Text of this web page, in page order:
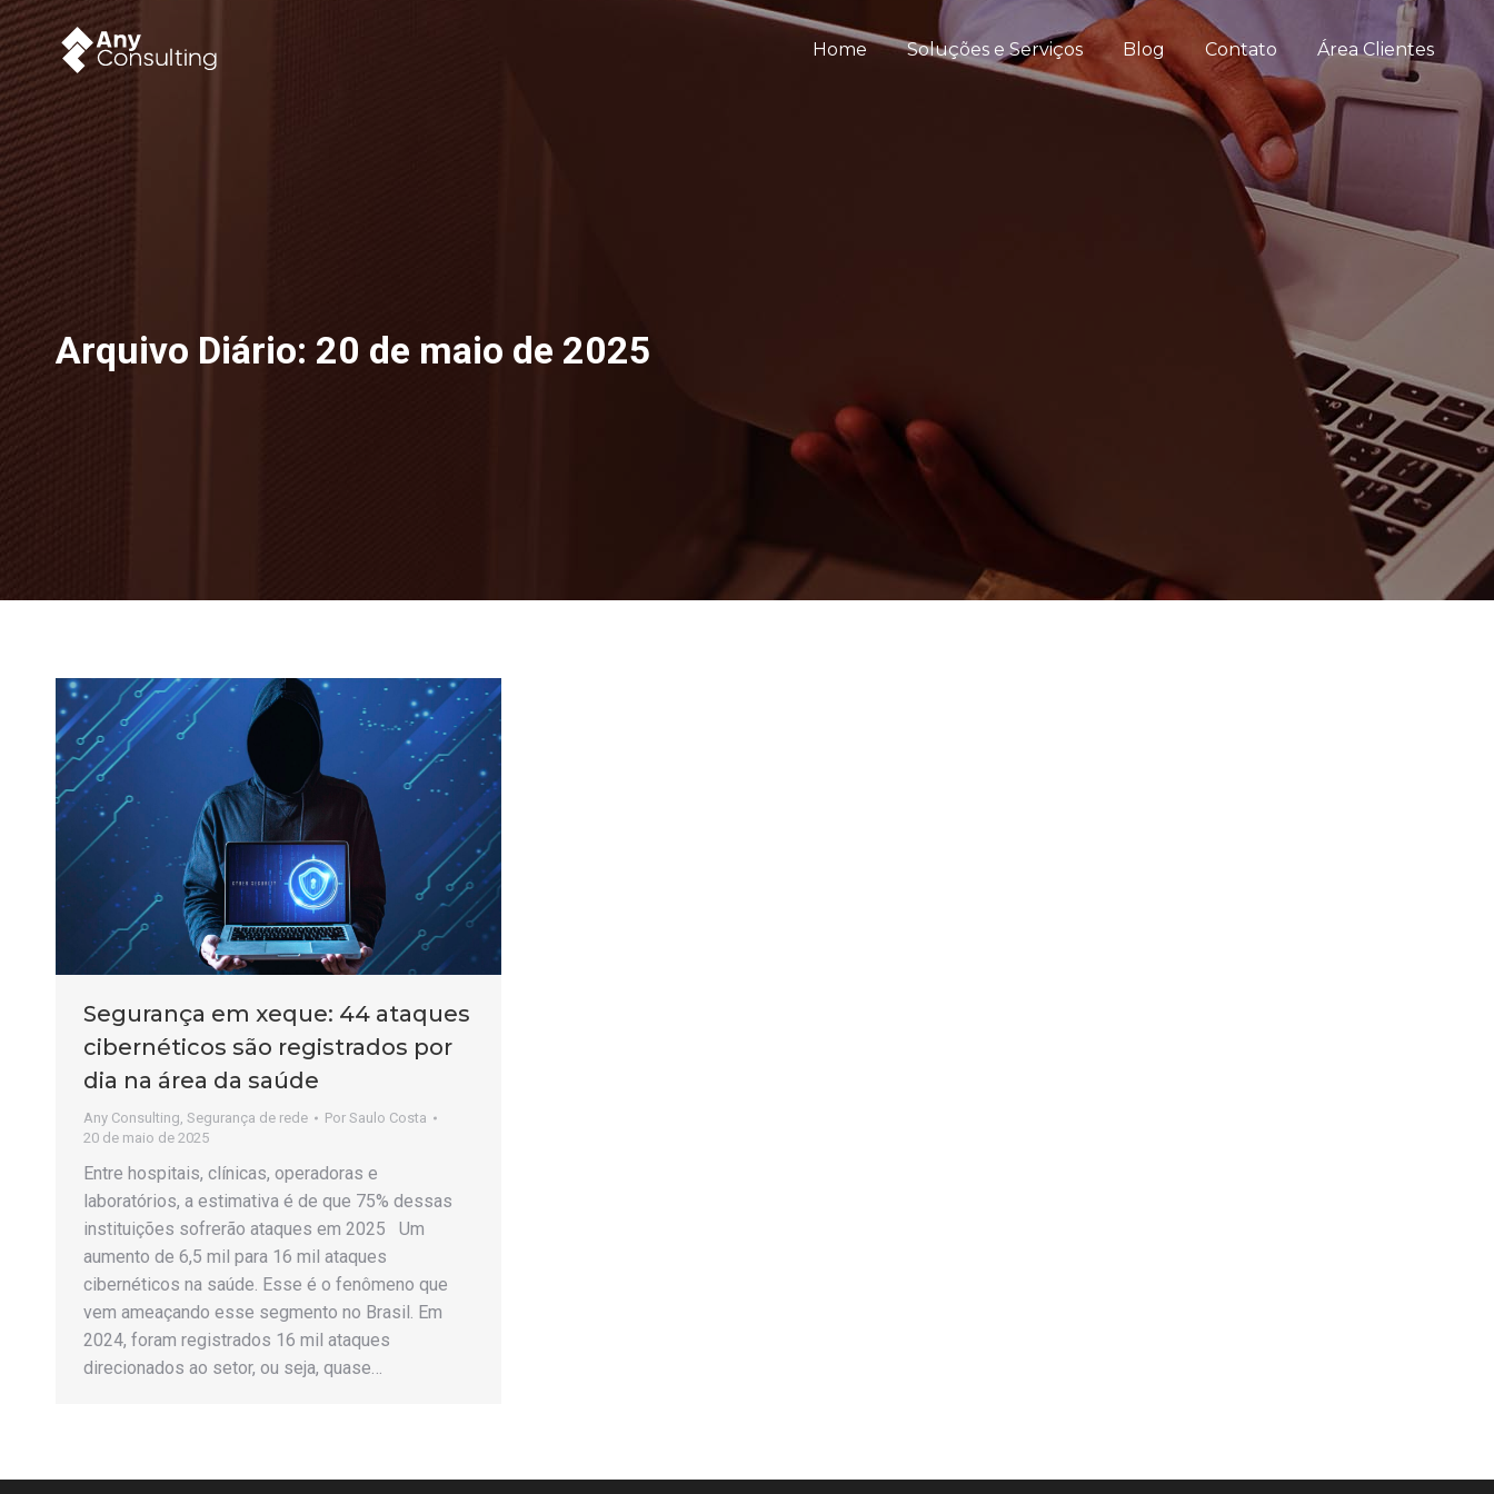
Home Soluções e Serviços Blog Contato Área Clientes
Arquivo Diário: 20 de maio de 2025
Segurança em xeque: 44 ataques
cibernéticos são registrados por
dia na área da saúde
Any Consulting, Segurança de rede Por Saulo Costa
20 de maio de 2025
Entre hospitais, clínicas, operadoras e
laboratórios, a estimativa é de que 75% dessas
instituições sofrerão ataques em 2025 Um
aumento de 6,5 mil para 16 mil ataques
cibernéticos na saúde. Esse é o fenômeno que
vem ameaçando esse segmento no Brasil. Em
2024, foram registrados 16 mil ataques
direcionados ao setor, ou seja, quase…